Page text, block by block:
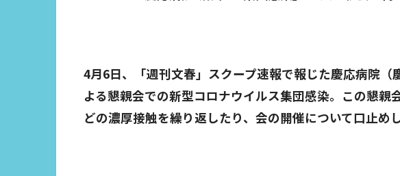
4月6日、「週刊文春」スクープ速報で報じた慶応病院（
よる懇親会での新型コロナウイルス集団感染。この懇親
どの濃厚接触を繰り返したり、会の開催について口止め